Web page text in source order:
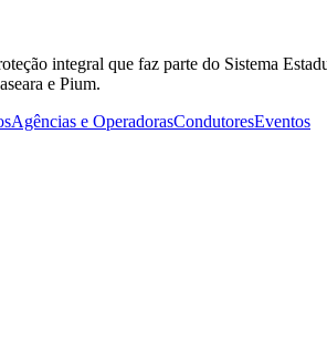
integral que faz parte do Sistema
e Pium.
Agências e OperadorasCondutoresEventos